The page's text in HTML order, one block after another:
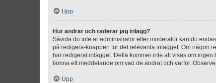
Upp
Hur ändrar och raderar jag inlägg?
Såvida du inte är administratör eller moderator kan du
på redigera-knappen för det relevanta inlägget. Om någon
har redigerat inlägget. Detta kommer inte att visas om
lämna ett meddelande om vad de ändrat och varför.
Upp